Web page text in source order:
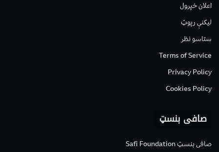
اعلان خپرول
لیکنې رپوټ
ستاسو نظر
Terms of Service
Privacy Policy
Cookies Policy
صافی بنسټ
صافی بنسټ Safi Foundation